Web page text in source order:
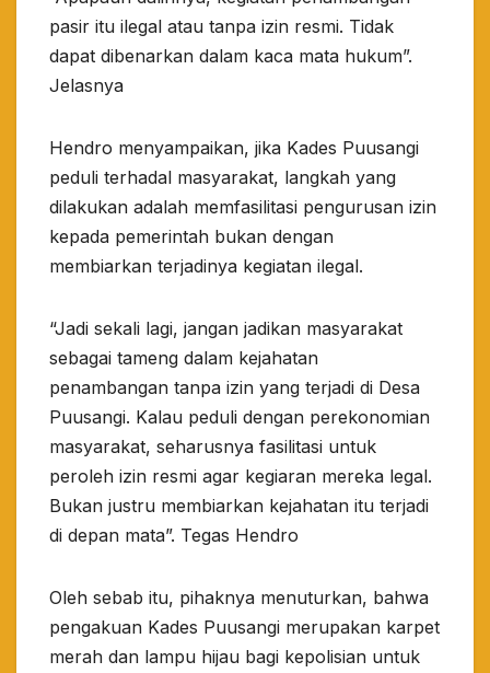
pasir itu ilegal atau tanpa izin resmi. Tidak
dapat dibenarkan dalam kaca mata hukum”.
Jelasnya
Hendro menyampaikan, jika Kades Puusangi
peduli terhadal masyarakat, langkah yang
dilakukan adalah memfasilitasi pengurusan izin
kepada pemerintah bukan dengan
membiarkan terjadinya kegiatan ilegal.
“Jadi sekali lagi, jangan jadikan masyarakat
sebagai tameng dalam kejahatan
penambangan tanpa izin yang terjadi di Desa
Puusangi. Kalau peduli dengan perekonomian
masyarakat, seharusnya fasilitasi untuk
peroleh izin resmi agar kegiaran mereka legal.
Bukan justru membiarkan kejahatan itu terjadi
di depan mata”. Tegas Hendro
Oleh sebab itu, pihaknya menuturkan, bahwa
pengakuan Kades Puusangi merupakan karpet
merah dan lampu hijau bagi kepolisian untuk